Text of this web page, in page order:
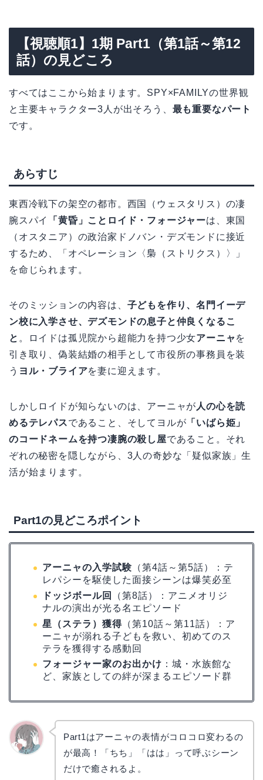
【視聴順1】1期 Part1（第1話～第12
話）の見どころ
すべてはここから始まります。SPY×FAMILYの世界観
と主要キャラクター3人が出そろう、 最も重要なパート
です。
あらすじ
東西冷戦下の架空の都市。西国（ウェスタリス）の凄
腕スパイ
「黄昏」ことロイド・フォージャーは、東国
（オスタニア）の政治家ドノバン・デズモンドに接近
するため、「オペレーション〈梟（ストリクス）〉」
を命じられます。
そのミッションの内容は、 子どもを作り、名門イーデ
ン校に入学させ、デズモンドの息子と仲良くなるこ
と 。ロイドは孤児院から超能力を持つ少女アーニャ を
引き取り、偽装結婚の相手として市役所の事務員を装
う ヨル・ブライアを妻に迎えます。
しかしロイドが知らないのは、アーニャが 人の心を読
めるテレパスであること、そしてヨルが 「いばら姫」
のコードネームを持つ凄腕の殺し屋であること。それ
ぞれの秘密を隠しながら、3人の奇妙な「疑似家族」生
活が始まります。
Part1の見どころポイント
アーニャの入学試験 （第4話～第5話）：テ
レパシーを駆使した面接シーンは爆笑必至
ドッジボール回
（第8話）：アニメオリジ
ナルの演出が光る名エピソード
星（ステラ）獲得 （第10話～第11話）：ア
ーニャが溺れる子どもを救い、初めてのス
テラを獲得する感動回
フォージャー家のお出かけ ：城・水族館な
ど、家族としての絆が深まるエピソード群
Part1はアーニャの表情がコロコロ変わるの
が最高！「ちち」「はは」って呼ぶシーン
だけで癒されるよ。